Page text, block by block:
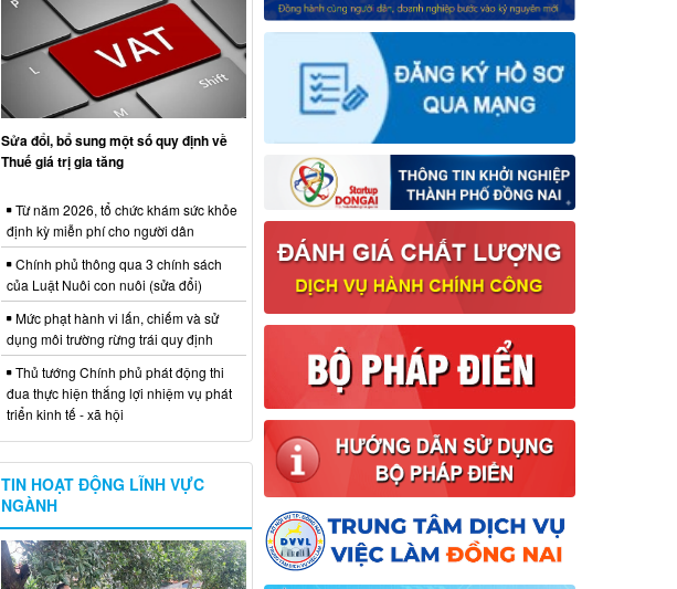
Sửa đổi, bổ sung một số quy định về
Thuế giá trị gia tăng
Từ năm 2026, tổ chức khám sức khỏe
định kỳ miễn phí cho người dân
Chính phủ thông qua 3 chính sách
của Luật Nuôi con nuôi (sửa đổi)
Mức phạt hành vi lấn, chiếm và sử
dụng môi trường rừng trái quy định
Thủ tướng Chính phủ phát động thi
đua thực hiện thắng lợi nhiệm vụ phát
triển kinh tế - xã hội
TIN HOẠT ĐỘNG LĨNH VỰC
NGÀNH